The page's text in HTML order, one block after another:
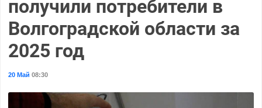
получили потребители в
Волгоградской области за
2025 год
20 Май 08:30